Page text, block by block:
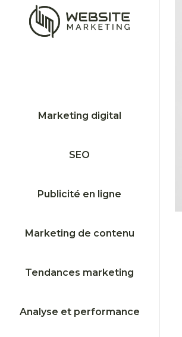
Marketing digital
SEO
Publicité en ligne
Marketing de contenu
Tendances marketing
Analyse et performance